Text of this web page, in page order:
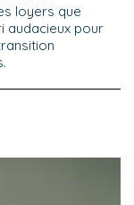
loyers que
audacieux pour